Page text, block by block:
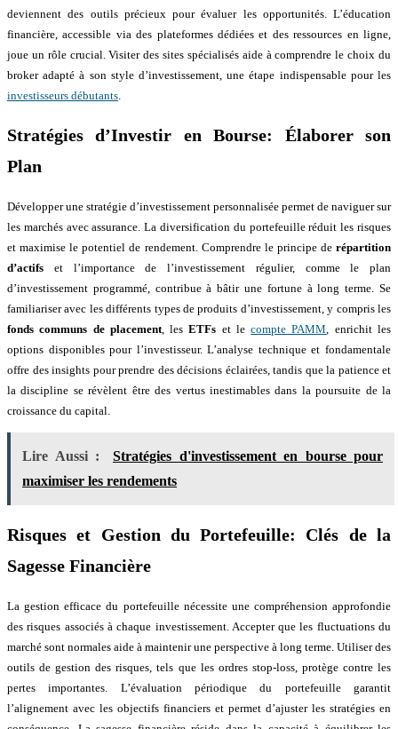
deviennent des outils précieux pour évaluer les opportunités. L’éducation
financière, accessible via des plateformes dédiées et des ressources en ligne,
joue un rôle crucial. Visiter des sites spécialisés aide à comprendre le choix du
broker adapté à son style d’investissement, une étape indispensable pour les
investisseurs débutants
Stratégies d’Investir en Bourse: Élaborer son
Plan
Développer une stratégie d’investissement personnalisée permet de naviguer sur
les marchés avec assurance. La diversification du portefeuille réduit les risques
et maximise le potentiel de rendement. Comprendre le principe de répartition
d’actifs et l’importance de l’investissement régulier, comme le plan
d’investissement programmé, contribue à bâtir une fortune à long terme. Se
familiariser avec les différents types de produits d’investissement, y compris les
fonds communs de placement, lesETFs et lecompte PAMM, enrichit les
options disponibles pour l’investisseur. L’analyse technique et fondamentale
offre des insights pour prendre des décisions éclairées, tandis que la patience et
la discipline se révèlent être des vertus inestimables dans la poursuite de la
croissance du capital.
Lire Aussi :
Stratégies d'investissement en bourse pour
maximiser les rendements
Risques et Gestion du Portefeuille: Clés de la
Sagesse Financière
La gestion efficace du portefeuille nécessite une compréhension approfondie
des risques associés à chaque investissement. Accepter que les fluctuations du
marché sont normales aide à maintenir une perspective à long terme. Utiliser des
outils de gestion des risques, tels que les ordres stop-loss, protège contre les
pertes importantes. L’évaluation périodique du portefeuille garantit
l’alignement avec les objectifs financiers et permet d’ajuster les stratégies en